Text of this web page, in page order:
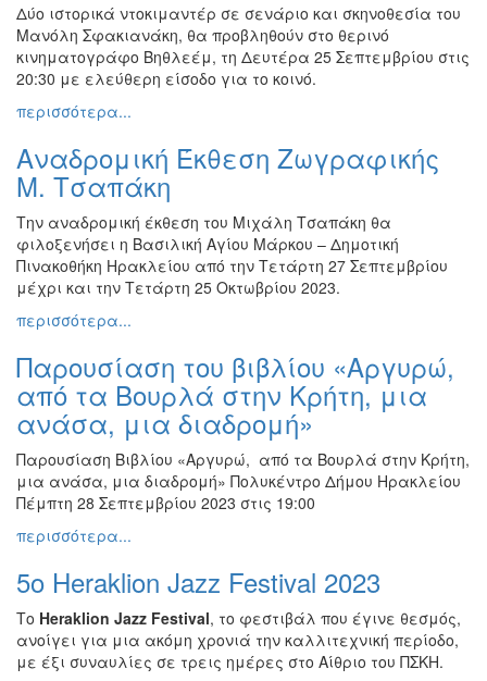
Δύο ιστορικά ντοκιμαντέρ σε σενάριο και σκηνοθεσία του
Μανόλη Σφακιανάκη, θα προβληθούν στο θερινό
κινηματογράφο Βηθλεέμ, τη Δευτέρα 25 Σεπτεμβρίου στις
20:30 με ελεύθερη είσοδο για το κοινό.
περισσότερα...
Αναδρομική Έκθεση Ζωγραφικής
Μ. Τσαπάκη
Την αναδρομική έκθεση του Μιχάλη Τσαπάκη θα
φιλοξενήσει η Βασιλική Αγίου Μάρκου – Δημοτική
Πινακοθήκη Ηρακλείου από την Τετάρτη 27 Σεπτεμβρίου
μέχρι και την Τετάρτη 25 Οκτωβρίου 2023.
περισσότερα...
Παρουσίαση του βιβλίου «Αργυρώ,
από τα Βουρλά στην Κρήτη, μια
ανάσα, μια διαδρομή»
Παρουσίαση Βιβλίου «Αργυρώ, από τα Βουρλά στην Κρήτη,
μια ανάσα, μια διαδρομή» Πολυκέντρο Δήμου Ηρακλείου
Πέμπτη 28 Σεπτεμβρίου 2023 στις 19:00
περισσότερα...
5o Heraklion Jazz Festival 2023
Το Heraklion Jazz Festival, το φεστιβάλ που έγινε θεσμός,
ανοίγει για μια ακόμη χρονιά την καλλιτεχνική περίοδο,
με έξι συναυλίες σε τρεις ημέρες στο Αίθριο του ΠΣΚΗ.